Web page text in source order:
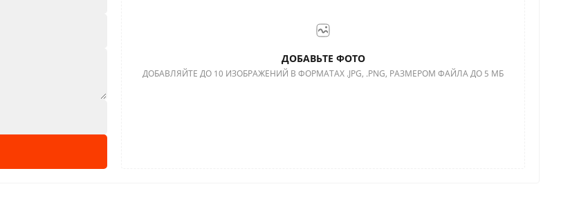
ДОБАВЬТЕ ФОТО
ДОБАВЛЯЙТЕ ДО 10 ИЗОБРАЖЕНИЙ В ФОРМАТАХ .JPG, .PNG, РАЗМЕРОМ ФАЙЛА ДО 5 МБ